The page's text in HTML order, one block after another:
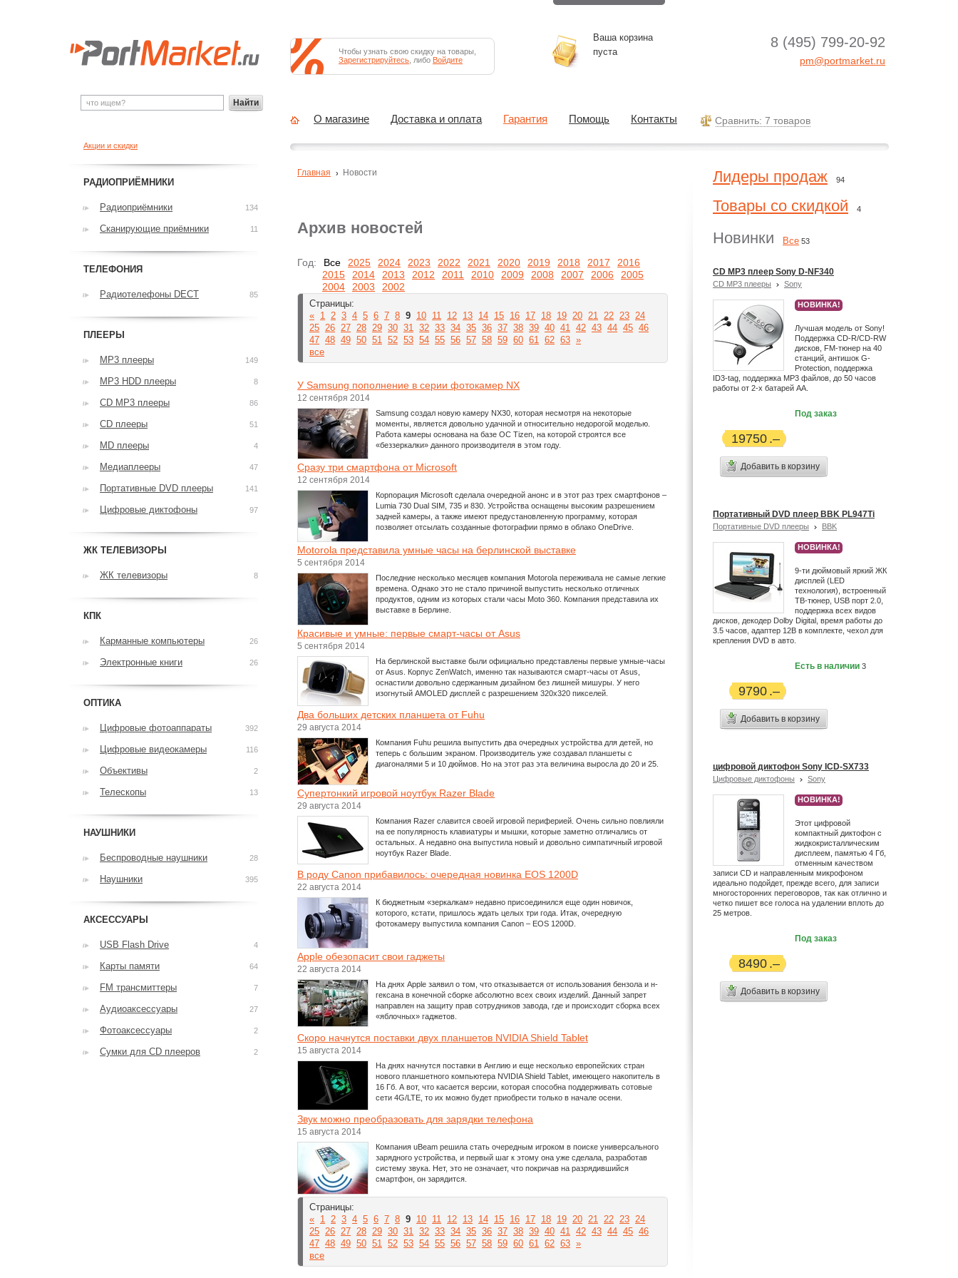
Архив новостей
Год: Все 2025 2024 2023 2022 2021 2020 2019 2018 2017
2016
2015
2014 2013 2012 2011 2010 2009 2008 2007 2006
2005
2004
2003 2002
Страницы:
« 1 2 3 4 5 6 7 8 9 10 11 12 13 14 15 16 17 18 19 20 21 22 23 24
25 26 27 28 29 30 31 32 33 34 35 36 37 38 39 40 41 42 43 44 45 46
47 48 49 50 51 52 53 54 55 56 57 58 59 60 61 62 63 »
все
У Samsung пополнение в серии фотокамер NX
12 сентября 2014
Samsung создал новую камеру NX30, которая несмотря на некоторые
моменты, является довольно удачной и относительно недорогой моделью.
Работа камеры основана на базе ОС Tizen, на которой строятся все
«беззеркалки» данного производителя в этом году.
Сразу три смартфона от Microsoft
12 сентября 2014
Корпорация Microsoft сделала очередной анонс и в этот раз трех смартфонов –
Lumia 730 Dual SIM, 735 и 830. Устройства оснащены высоким разрешением
задней камеры, а также имеют предустановленную программу, которая
позволяет отсылать созданные фотографии прямо в облако OneDrive.
Motorola представила умные часы на берлинской выставке
5 сентября 2014
Последние несколько месяцев компания Motorola переживала не самые легкие
времена. Однако это не стало причиной выпустить несколько отличных
продуктов, одним из которых стали часы Moto 360. Компания представила их
выставке в Берлине.
Красивые и умные: первые смарт-часы от Asus
5 сентября 2014
На берлинской выставке были официально представлены первые умные-часы
от Asus. Корпус ZenWatch, именно так называются смарт-часы от Asus,
оснастили довольно сдержанным дизайном без лишней мишуры. У него
изогнутый AMOLED дисплей с разрешением 320х320 пикселей.
Два больших детских планшета от Fuhu
29 августа 2014
Компания Fuhu решила выпустить два очередных устройства для детей, но
теперь с большим экраном. Производитель уже создавал планшеты с
диагоналями 5 и 10 дюймов. Но на этот раз эта величина выросла до 20 и 25.
Супертонкий игровой ноутбук Razer Blade
29 августа 2014
Компания Razer славится своей игровой периферией. Очень сильно повлияли
на ее популярность клавиатуры и мышки, которые заметно отличались от
остальных. А недавно она выпустила новый и довольно симпатичный игровой
ноутбук Razer Blade.
В роду Canon прибавилось: очередная новинка EOS 1200D
22 августа 2014
К бюджетным «зеркалкам» недавно присоединился еще один новичок,
которого, кстати, пришлось ждать целых три года. Итак, очередную
фотокамеру выпустила компания Canon – EOS 1200D.
Apple обезопасит свои гаджеты
22 августа 2014
На днях Apple заявил о том, что отказывается от использования бензола и н-
гексана в конечной сборке абсолютно всех своих изделий. Данный запрет
направлен на защиту прав сотрудников завода, где и происходит сборка всех
«яблочных» гаджетов.
Скоро начнутся поставки двух планшетов NVIDIA Shield Tablet
15 августа 2014
На днях начнутся поставки в Англию и еще несколько европейских стран
нового планшетного компьютера NVIDIA Shield Tablet, имеющего накопитель в
16 Гб. А вот, что касается версии, которая способна поддерживать сотовые
сети 4G/LTE, то их можно будет приобрести только в начале осени.
Звук можно преобразовать для зарядки телефона
15 августа 2014
Компания uBeam решила стать очередным игроком в поиске универсального
зарядного устройства, и первый шаг к этому она уже сделала, разработав
систему звука. Нет, это не означает, что покричав на разрядившийся
смартфон, он зарядится.
Страницы:
« 1 2 3 4 5 6 7 8 9 10 11 12 13 14 15 16 17 18 19 20 21 22 23 24
25 26 27 28 29 30 31 32 33 34 35 36 37 38 39 40 41 42 43 44 45 46
47 48 49 50 51 52 53 54 55 56 57 58 59 60 61 62 63 »
все
Главная Новости Лидеры продаж 94
Товары со скидкой 4
Новинки Все 53
CD MP3 плеер Sony D-NF340
CD MP3 плееры Sony
НОВИНКА!
Лучшая модель от Sony!
Поддержка CD-R/CD-RW
дисков, FM-тюнер на 40
станций, антишок G-
Protection, поддержка
ID3-tag, поддержка MP3 файлов, до 50 часов
работы от 2-х батарей АА.
Под заказ
19750
Добавить в корзину
Портативный DVD плеер BBK PL947Ti
Портативные DVD плееры BBK
НОВИНКА!
9-ти дюймовый яркий ЖК
дисплей (LED
технология), встроенный
ТВ-тюнер, USB порт 2.0,
поддержка всех видов
дисков, декодер Dolby Digital, время работы до
3.5 часов, адаптер 12В в комплекте, чехол для
крепления DVD в авто.
Есть в наличии 3
9790
Добавить в корзину
цифровой диктофон Sony ICD-SX733
Цифровые диктофоны Sony
НОВИНКА!
Этот цифровой
компактный диктофон с
жидкокристаллическим
дисплеем, памятью 4 Гб,
отменным качеством
записи CD и направленным микрофоном
идеально подойдет, прежде всего, для записи
многосторонних переговоров, так как отлично и
четко пишет все голоса на удалении вплоть до
25 метров.
Под заказ
8490
Добавить в корзину
Акции и скидки
РАДИОПРИЁМНИКИ
Радиоприёмники 134
Сканирующие приёмники 11
ТЕЛЕФОНИЯ
Радиотелефоны DECT 85
ПЛЕЕРЫ
MP3 плееры 149
MP3 HDD плееры 8
CD MP3 плееры 86
CD плееры 51
MD плееры 4
Медиаплееры 47
Портативные DVD плееры 141
Цифровые диктофоны 97
ЖК ТЕЛЕВИЗОРЫ
ЖК телевизоры 8
КПК
Карманные компьютеры 26
Электронные книги 26
ОПТИКА
Цифровые фотоаппараты 392
Цифровые видеокамеры 116
Объективы 2
Телескопы 13
НАУШНИКИ
Беспроводные наушники 28
Наушники 395
АКСЕССУАРЫ
USB Flash Drive 4
Карты памяти 64
FM трансмиттеры 7
Аудиоаксессуары 27
Фотоаксессуары 2
Сумки для CD плееров 2
Найти
Чтобы узнать свою скидку на товары,
Зарегистрируйтесь , либо Войдите
Ваша корзина
пуста
8 (495) 799-20-92
pm@portmarket.ru
О магазине Доставка и оплата Гарантия Помощь Контакты Cравнить: 7 товаров